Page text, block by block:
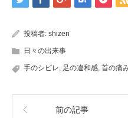
投稿者: shizen
日々の出来事
手のシビレ, 足の違和感, 首の痛
前の記事